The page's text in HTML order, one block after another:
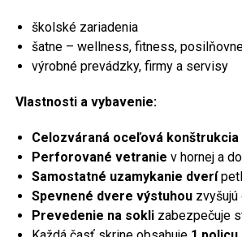
školské zariadenia
šatne – wellness, fitness,
výrobné prevádzky, firmy a servisy
Vlastnosti a vybavenie:
Celozváraná oceľová konštrukcia
Perforované vetranie v hornej a
Samostatné uzamykanie dverí
Spevnené dvere výstuhou
Prevedenie na sokli zabezpečuje